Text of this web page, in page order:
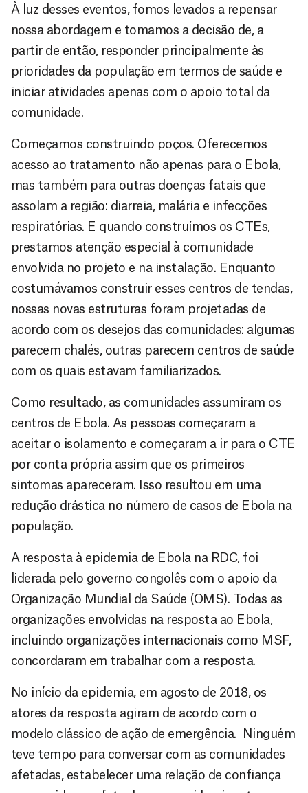
À luz desses eventos, fomos levados a repensar
nossa abordagem e tomamos a decisão de, a
partir de então, responder principalmente às
prioridades da população em termos de saúde e
iniciar atividades apenas com o apoio total da
comunidade.
Começamos construindo poços. Oferecemos
acesso ao tratamento não apenas para o Ebola,
mas também para outras doenças fatais que
assolam a região: diarreia, malária e infecções
respiratórias. E quando construímos os CTEs,
prestamos atenção especial à comunidade
envolvida no projeto e na instalação. Enquanto
costumávamos construir esses centros de tendas,
nossas novas estruturas foram projetadas de
acordo com os desejos das comunidades: algumas
parecem chalés, outras parecem centros de saúde
com os quais estavam familiarizados.
Como resultado, as comunidades assumiram os
centros de Ebola. As pessoas começaram a
aceitar o isolamento e começaram a ir para o CTE
por conta própria assim que os primeiros
sintomas apareceram. Isso resultou em uma
redução drástica no número de casos de Ebola na
população.
A resposta à epidemia de Ebola na RDC, foi
liderada pelo governo congolês com o apoio da
Organização Mundial da Saúde (OMS). Todas as
organizações envolvidas na resposta ao Ebola,
incluindo organizações internacionais como MSF,
concordaram em trabalhar com a resposta.
No início da epidemia, em agosto de 2018, os
atores da resposta agiram de acordo com o
modelo clássico de ação de emergência. Ninguém
teve tempo para conversar com as comunidades
afetadas, estabelecer uma relação de confiança